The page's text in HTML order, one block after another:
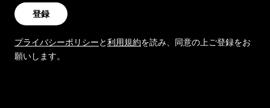
登録
プライバシーポリシーと利用規約を読み、同意の上ご登録をお
願いします。